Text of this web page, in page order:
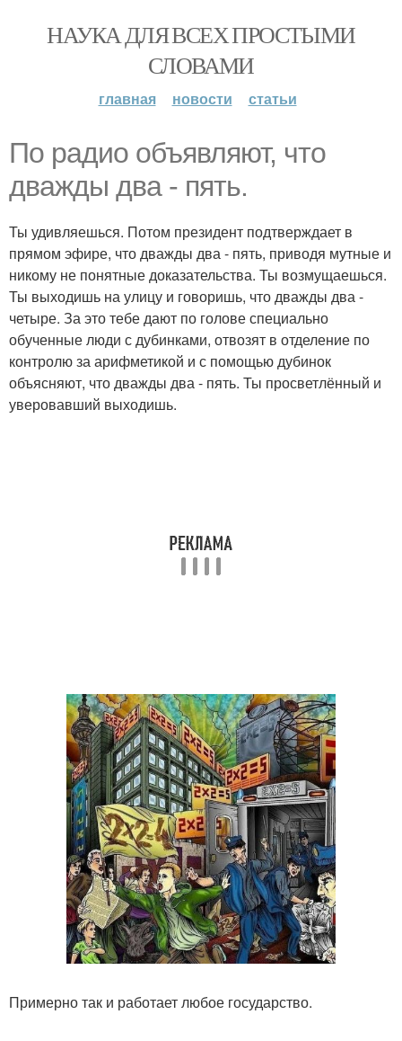
НАУКА ДЛЯ ВСЕХ ПРОСТЫМИ
СЛОВАМИ
главная новости статьи
По радио объявляют, что
дважды два - пять.
Ты удивляешься. Потом президент подтверждает в
прямом эфире, что дважды два - пять, приводя мутные и
никому не понятные доказательства. Ты возмущаешься.
Ты выходишь на улицу и говоришь, что дважды два -
четыре. За это тебе дают по голове специально
обученные люди с дубинками, отвозят в отделение по
контролю за арифметикой и с помощью дубинок
объясняют, что дважды два - пять. Ты просветлённый и
уверовавший выходишь.
Примерно так и работает любое государство.